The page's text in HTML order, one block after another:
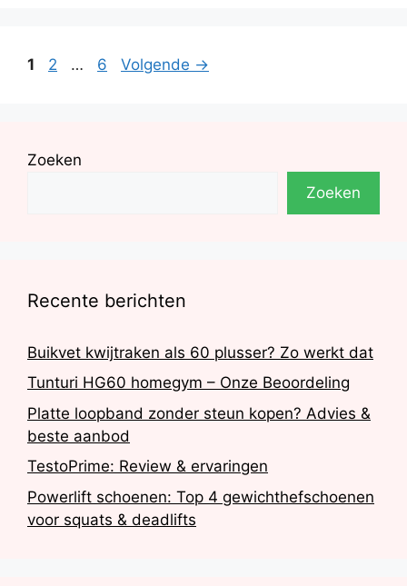
Berichtnavigatie
Pagina
1 Pagina
2 … Pagina
6 Volgende →
Zoeken
Zoeken
Recente berichten
Buikvet kwijtraken als 60 plusser? Zo werkt dat
Tunturi HG60 homegym – Onze Beoordeling
Platte loopband zonder steun kopen? Advies &
beste aanbod
TestoPrime: Review & ervaringen
Powerlift schoenen: Top 4 gewichthefschoenen
voor squats & deadlifts